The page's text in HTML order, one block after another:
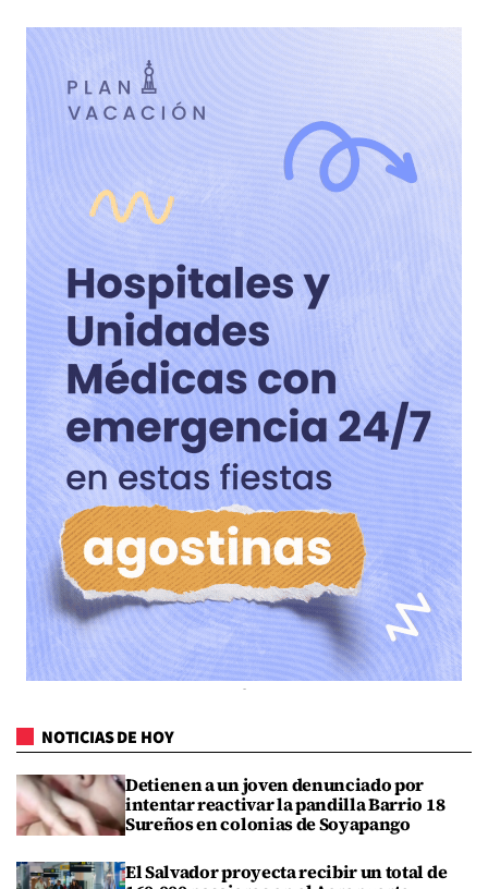
NOTICIAS DE HOY
Detienen a un joven denunciado por
intentar reactivar la pandilla Barrio 18
Sureños en colonias de Soyapango
El Salvador proyecta recibir un total de